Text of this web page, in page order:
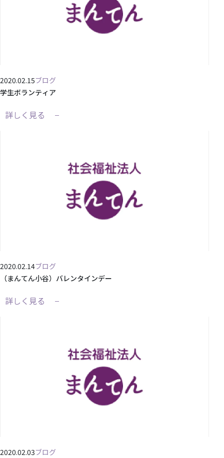
2020.02.15ブログ
学生ボランティア
詳しく見る
2020.02.14ブログ
（まんてん小谷）バレンタインデー
詳しく見る
2020.02.03ブログ